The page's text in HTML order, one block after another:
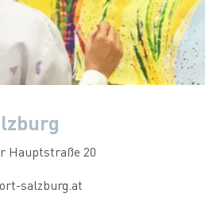
Hauptstraße 20
salzburg.at